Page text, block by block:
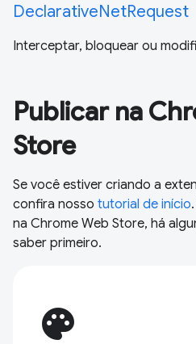
DeclarativeNetRequest
Interceptar, bloquear ou
Publicar na
Store
Se você estiver criando a
confira nosso tutorial de início
na Chrome Web Store, há
saber primeiro.
palette